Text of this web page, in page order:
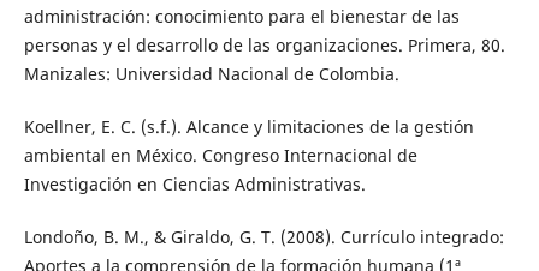
administración: conocimiento para el bienestar de las
personas y el desarrollo de las organizaciones. Primera, 80.
Manizales: Universidad Nacional de Colombia.
Koellner, E. C. (s.f.). Alcance y limitaciones de la gestión
ambiental en México. Congreso Internacional de
Investigación en Ciencias Administrativas.
Londoño, B. M., & Giraldo, G. T. (2008). Currículo integrado:
Aportes a la comprensión de la formación humana (1ª